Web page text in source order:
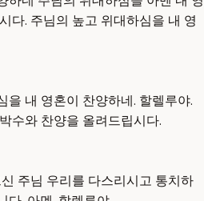
다. 주님의 높고 위대하심을 내 영
을 내 영혼이 찬양하네. 할렐루야.
수와 찬양을 올려드립시다.
주님 우리를 다스리시고 통치하